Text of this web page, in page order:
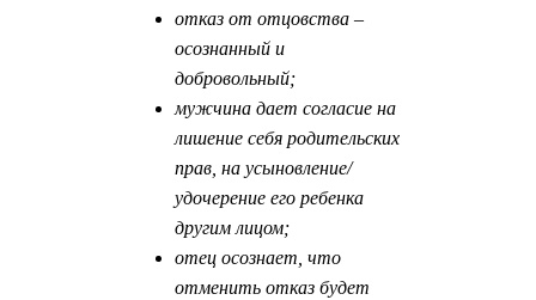
отказ от отцовства –
осознанный и
добровольный;
мужчина дает согласие на
лишение себя родительских
прав, на усыновление/
удочерение его ребенка
другим лицом;
отец осознает, что
отменить отказ будет